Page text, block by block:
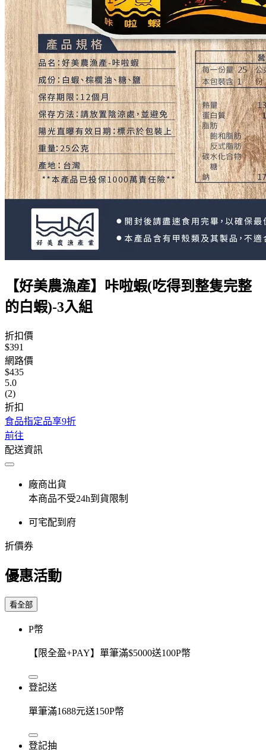
【好美農漁產】咔啦蝦(吃得到整隻完整
的白蝦)-3入組
折扣價
$391
網路價
$435
5.0
(2)
折扣
食品指定品享9折
前往
配送資訊
廠商出貨
本商品不受24h到貨限制
可宅配到府
折價券
優惠活動
看全部
P幣
【限全盈+PAY】單筆滿$5000送100P幣
登記送
單筆滿1688元送150P幣
登記抽